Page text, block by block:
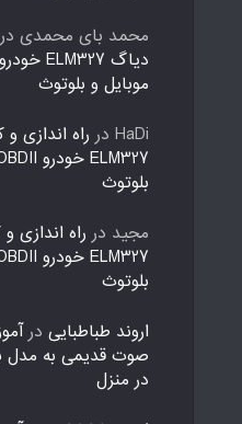
محمد بای محمدی در
موبایل و بلوتوث
HaDi در راه اندازی
بلوتوث
مجید در راه اندازی
بلوتوث
اروند طباطبایی در
در منزل